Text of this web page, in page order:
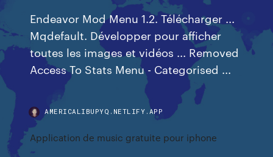
Endeavor Mod Menu 1.2. Télécharger ...
Mqdefault. Développer pour afficher
toutes les images et vidéos ... Removed
Access To Stats Menu - Categorised ...
AMERICALIBUPYQ.NETLIFY.APP
Application de music gratuite pour iphone